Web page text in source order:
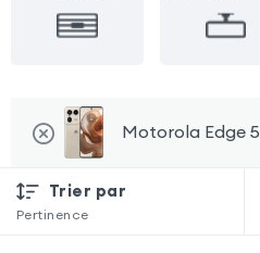
Motorola Edge
Trier par
Pertinence